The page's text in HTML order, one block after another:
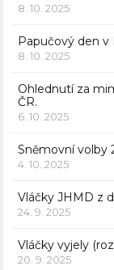
8. 10. 2025
Papučový den
8. 10. 2025
Ohlednutí za
ČR.
6. 10. 2025
Sněmovní volby
4. 10. 2025
Vláčky JHMD z
24. 9. 2025
Vláčky vyjely
20. 9. 2025